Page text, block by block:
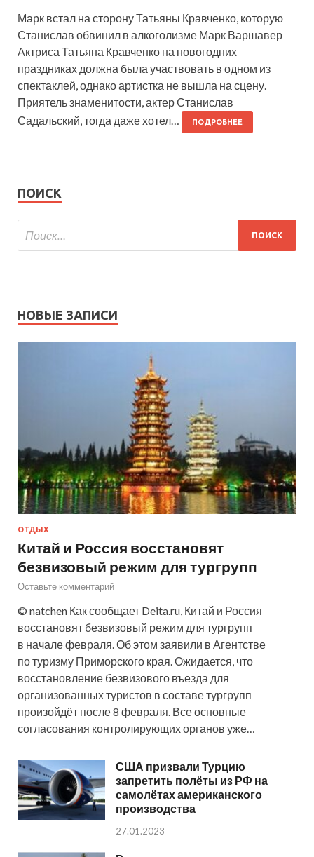
Марк встал на сторону Татьяны Кравченко, которую
Станислав обвинил в алкоголизме Марк Варшавер
Актриса Татьяна Кравченко на новогодних
праздниках должна была участвовать в одном из
спектаклей, однако артистка не вышла на сцену.
Приятель знаменитости, актер Станислав
Садальский, тогда даже хотел…
ПОДРОБНЕЕ
ПОИСК
НОВЫЕ ЗАПИСИ
ОТДЫХ
Китай и Россия восстановят
безвизовый режим для тургрупп
Оставьте комментарий
© natchen Как сообщает Deita.ru, Китай и Россия
восстановят безвизовый режим для тургрупп
в начале февраля. Об этом заявили в Агентстве
по туризму Приморского края. Ожидается, что
восстановление безвизового въезда для
организованных туристов в составе тургрупп
произойдёт после 8 февраля. Все основные
согласования контролирующих органов уже…
США призвали Турцию
запретить полёты из РФ на
самолётах американского
производства
27.01.2023